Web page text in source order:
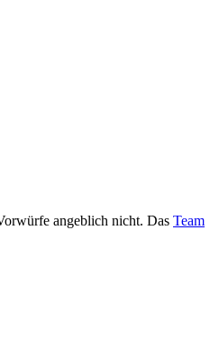
angeblich nicht. Das Team